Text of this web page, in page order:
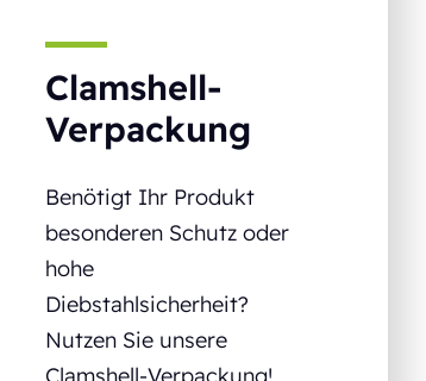
Clamshell-
Verpackung
Benötigt Ihr Produkt
besonderen Schutz oder
hohe
Diebstahlsicherheit?
Nutzen Sie unsere
Clamshell-Verpackung!